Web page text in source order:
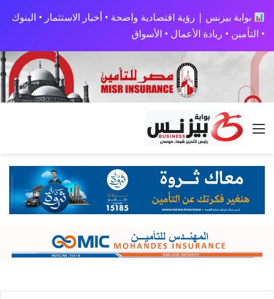
بوابة بيزنس | رؤية اقتصادية واضحة • أخبار الاستثمار • البنوك
• التأمين • ريادة الأعمال • الأسواق
القائمة